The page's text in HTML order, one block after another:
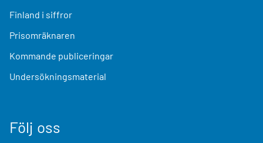
Finland i siffror
Prisomräknaren
Kommande publiceringar
Undersökningsmaterial
Följ oss